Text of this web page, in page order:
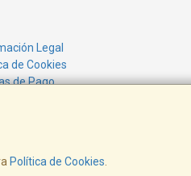
Política de Cookies
Legal
de Cookies
de Pago
40316564W - Tfno: